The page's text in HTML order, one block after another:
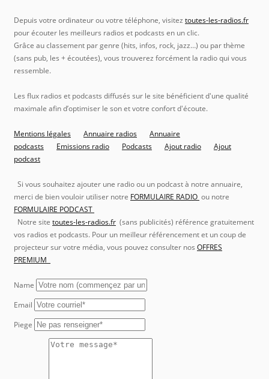
Depuis votre ordinateur ou votre téléphone, visitez toutes-les-radios.fr
pour écouter les meilleurs radios et podcasts en un clic.
Grâce au classement par genre (hits, infos, rock, jazz…) ou par thème
(sans pub, les + écoutées), vous trouverez forcément la radio qui vous
ressemble.
Les flux radios et podcasts diffusés sur le site bénéficient d'une qualité
maximale afin d’optimiser le son et votre confort d'écoute.
Mentions légales Annuaire radios
Annuaire
podcasts
Emissions radio Podcasts Ajout radio
Ajout
podcast
Si vous souhaitez ajouter une radio ou un podcast à notre annuaire,
merci de bien vouloir utiliser notre FORMULAIRE RADIO ou notre
FORMULAIRE PODCAST
Notre site toutes-les-radios.fr (sans publicités) référence gratuitement
vos radios et podcasts. Pour un meilleur référencement et un coup de
projecteur sur votre média, vous pouvez consulter nos OFFRES
PREMIUM
Name
Email
Piege